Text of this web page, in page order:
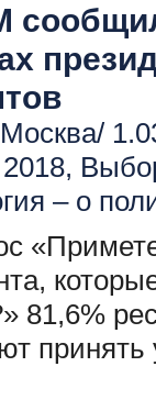
,
– о
81,6%
принять